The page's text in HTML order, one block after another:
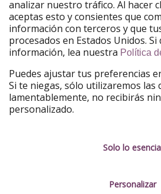
VoyagesPirates
Urlaubspiraten
TravelPirates
Nuestro grupo
HolidayPirates Group
Conócenos mejor
Sobre ViajerosPiratas
analizar nuestro tráfico. Al hacer
aceptas esto y consientes que
información con terceros y que
procesados en Estados Unidos. Si
información, lea nuestra Política
Puedes ajustar tus preferencias
Si te niegas, sólo utilizaremos las
lamentablemente, no recibirás
personalizado.
Solo lo
Personalizar